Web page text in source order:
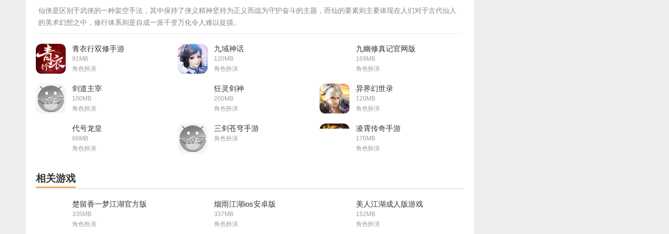
仙侠是区别于武侠的一种架空手法，其中保持了侠义精神坚持为正义而战为守护奋斗的主题，而仙的要素则主要体现在人们对于古代仙人
的美术幻想之中，修行体系则是自成一派千变万化令人难以捉摸。
青衣行双修手游
91MB
角色扮演
九域神话
120MB
角色扮演
九幽修真记官网版
169MB
角色扮演
剑道主宰
100MB
角色扮演
狂灵剑神
200MB
角色扮演
异界幻世录
120MB
角色扮演
代号龙皇
86MB
角色扮演
三剑苍穹手游
角色扮演
凌霄传奇手游
176MB
角色扮演
相关游戏
楚留香一梦江湖官方版
335MB
角色扮演
烟雨江湖ios安卓版
337MB
角色扮演
美人江湖成人版游戏
152MB
角色扮演